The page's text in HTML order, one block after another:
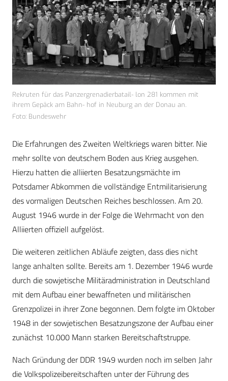
Rekruten für das Panzergrenadierbatail- lon 281 kommen mit
ihrem Gepäck am Bahn- hof in Neuburg an der Donau an.
Foto: Bundeswehr
Die Erfahrungen des Zweiten Weltkriegs waren bitter. Nie
mehr sollte von deutschem Boden aus Krieg ausgehen.
Hierzu hatten die alliierten Besatzungsmächte im
Potsdamer Abkommen die vollständige Entmilitarisierung
des vormaligen Deutschen Reiches beschlossen. Am 20.
August 1946 wurde in der Folge die Wehrmacht von den
Alliierten offiziell aufgelöst.
Die weiteren zeitlichen Abläufe zeigten, dass dies nicht
lange anhalten sollte. Bereits am 1. Dezember 1946 wurde
durch die sowjetische Militäradministration in Deutschland
mit dem Aufbau einer bewaffneten und militärischen
Grenzpolizei in ihrer Zone begonnen. Dem folgte im Oktober
1948 in der sowjetischen Besatzungszone der Aufbau einer
zunächst 10.000 Mann starken Bereitschaftstruppe.
Nach Gründung der DDR 1949 wurden noch im selben Jahr
die Volkspolizeibereitschaften unter der Führung des